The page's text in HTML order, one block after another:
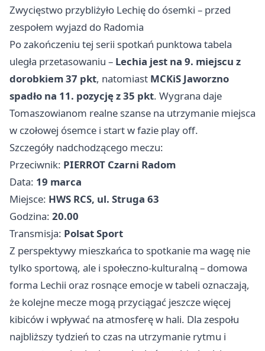
Zwycięstwo przybliżyło Lechię do ósemki – przed
zespołem wyjazd do Radomia
Po zakończeniu tej serii spotkań punktowa tabela
uległa przetasowaniu – Lechia jest na 9. miejscu z
dorobkiem 37 pkt, natomiast MCKiS Jaworzno
spadło na 11. pozycję z 35 pkt. Wygrana daje
Tomaszowianom realne szanse na utrzymanie miejsca
w czołowej ósemce i start w fazie play off.
Szczegóły nadchodzącego meczu:
Przeciwnik: PIERROT Czarni Radom
Data: 19 marca
Miejsce: HWS RCS, ul. Struga 63
Godzina: 20.00
Transmisja: Polsat Sport
Z perspektywy mieszkańca to spotkanie ma wagę nie
tylko sportową, ale i społeczno‑kulturalną – domowa
forma Lechii oraz rosnące emocje w tabeli oznaczają,
że kolejne mecze mogą przyciągać jeszcze więcej
kibiców i wpływać na atmosferę w hali. Dla zespołu
najbliższy tydzień to czas na utrzymanie rytmu i